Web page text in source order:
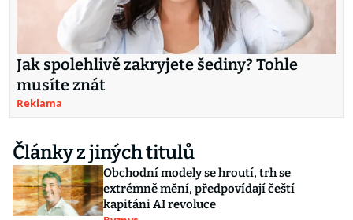
Jak spolehlivě zakryjete šediny? Tohle
musíte znát
Reklama
Články z jiných titulů
Obchodní modely se hroutí, trh se
extrémně mění, předpovídají čeští
kapitáni AI revoluce